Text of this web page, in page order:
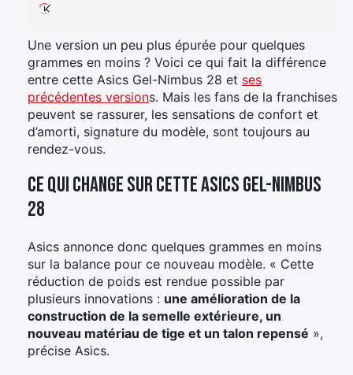
Une version un peu plus épurée pour quelques
grammes en moins ? Voici ce qui fait la différence
entre cette Asics Gel-Nimbus 28 et ses
précédentes versions. Mais les fans de la franchises
peuvent se rassurer, les sensations de confort et
d’amorti, signature du modèle, sont toujours au
rendez-vous.
Ce qui change sur cette Asics Gel-Nimbus
28
Asics annonce donc quelques grammes en moins
sur la balance pour ce nouveau modèle. « Cette
réduction de poids est rendue possible par
plusieurs innovations : une amélioration de la
construction de la semelle extérieure, un
nouveau matériau de tige et un talon repensé »,
précise Asics.